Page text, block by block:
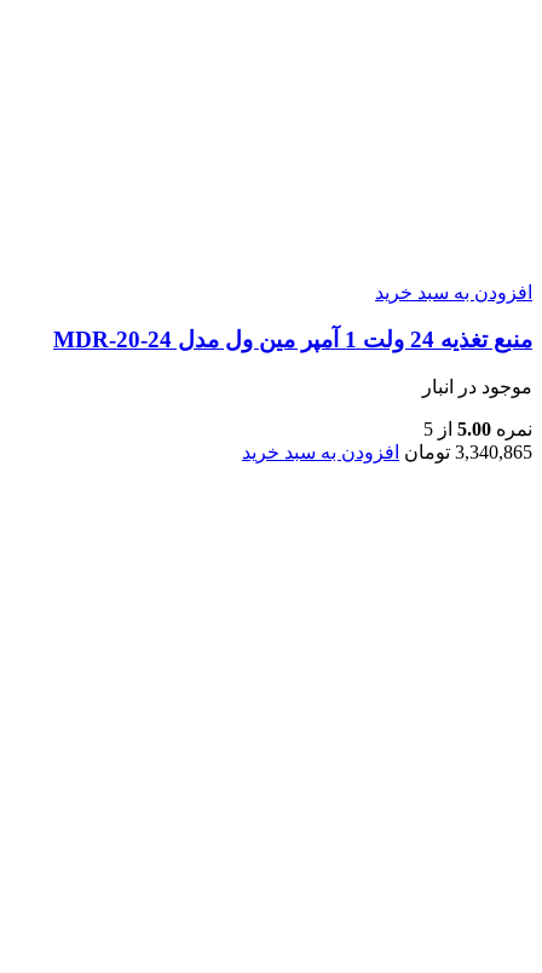
افزودن به سبد خرید
منبع تغذیه 24 ولت 1 آمپر مین ول مدل MDR-20-24
موجود در انبار
نمره 5.00 از 5
3,340,865 تومان افزودن به سبد خرید